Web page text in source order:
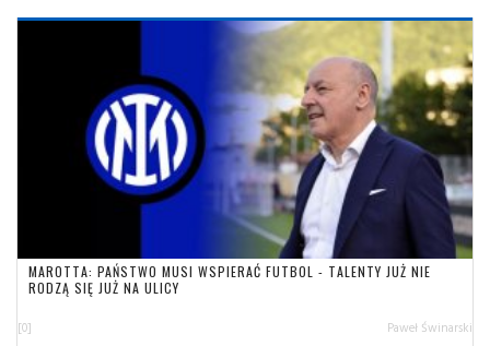
MAROTTA: PAŃSTWO MUSI WSPIERAĆ FUTBOL - TALENTY JUŻ NIE
RODZĄ SIĘ JUŻ NA ULICY
[0] Paweł Świnarski